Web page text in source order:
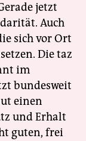
jetzt
Auch
sich vor Ort
Die taz
im
bundesweit
einen
und Erhalt
guten, frei